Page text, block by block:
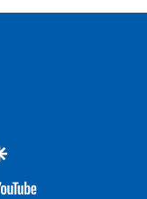
google
youtube-